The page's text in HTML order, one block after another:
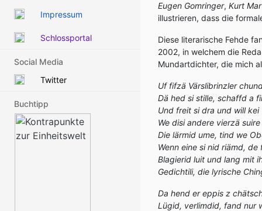
Impressum
Schlossportal
Social Media
Twitter
Buchtipp
Eugen Gomringer, Kurt
illustrieren, dass die
Diese literarische Fehde
2002, in welchem die
Mundartdichter, die mich
Uf fifzä Värslibrinzler
Dä hed si stille, schaffd a
Und freit si dra und will kei
We disi andere vierzä
Die lärmid ume, tind we
Wenn eine si nid riämd,
Blagierid luit und lang mit
Gedichtili, die lyrische
Da hend er eppis z
Lügid, verlimdid, fand nur